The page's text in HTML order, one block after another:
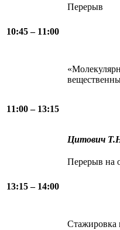
10:45 – 11:00
Перерыв
11:00 – 13:15
Цитович
13:15 – 14:00
Перерыв на
Стажировка